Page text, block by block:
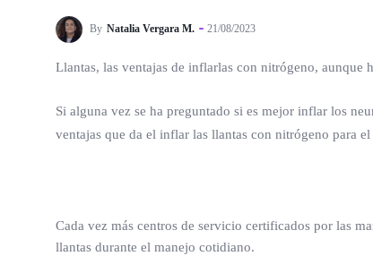
By Natalia Vergara M. 21/08/2023
Llantas, las ventajas de inflarlas con nitrógeno,
Si alguna vez se ha preguntado si es mejor inflar los
ventajas que da el inflar las llantas con nitrógeno para
Cada vez más centros de servicio certificados por las
llantas durante el manejo cotidiano.